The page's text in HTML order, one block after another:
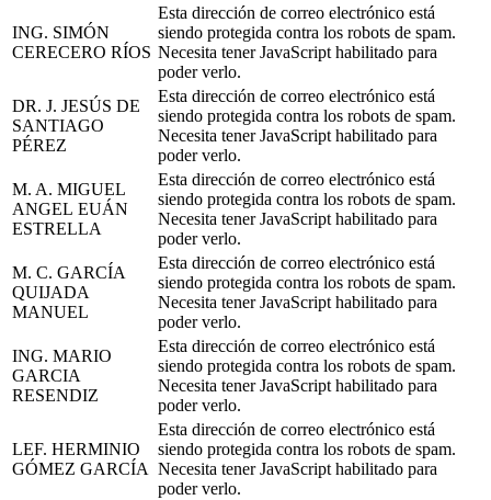
ING. SIMÓN
CERECERO RÍOS
Esta dirección de correo electrónico está
siendo protegida contra los robots de spam.
Necesita tener JavaScript habilitado para
poder verlo.
DR. J. JESÚS DE
SANTIAGO
PÉREZ
Esta dirección de correo electrónico está
siendo protegida contra los robots de spam.
Necesita tener JavaScript habilitado para
poder verlo.
M. A. MIGUEL
ANGEL EUÁN
ESTRELLA
Esta dirección de correo electrónico está
siendo protegida contra los robots de spam.
Necesita tener JavaScript habilitado para
poder verlo.
M. C. GARCÍA
QUIJADA
MANUEL
Esta dirección de correo electrónico está
siendo protegida contra los robots de spam.
Necesita tener JavaScript habilitado para
poder verlo.
ING. MARIO
GARCIA
RESENDIZ
Esta dirección de correo electrónico está
siendo protegida contra los robots de spam.
Necesita tener JavaScript habilitado para
poder verlo.
LEF. HERMINIO
GÓMEZ GARCÍA
Esta dirección de correo electrónico está
siendo protegida contra los robots de spam.
Necesita tener JavaScript habilitado para
poder verlo.